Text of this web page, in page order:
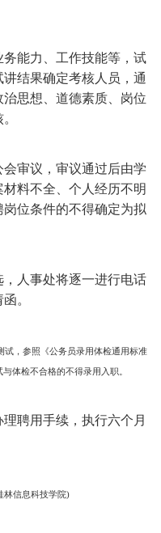
能力、工作技能等，试
结果确定考核人员，通
思想、道德素质、岗位
审议，审议通过后由学
料不全、个人经历不明
位条件的不得确定为拟
人事处将逐一进行电话
。
试，参照《公务员录用体检通用标准
体检不合格的不得录用入职。
聘用手续，执行六个月
林信息科技学院)